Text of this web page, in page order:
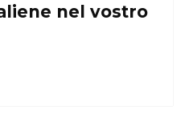
nel vostro